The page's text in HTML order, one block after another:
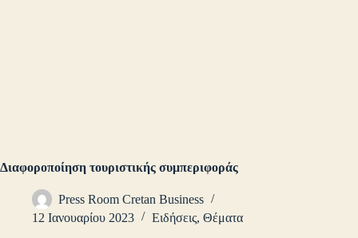
Διαφοροποίηση τουριστικής συμπεριφοράς
Press Room Cretan Business
12 Ιανουαρίου 2023
Ειδήσεις, Θέματα